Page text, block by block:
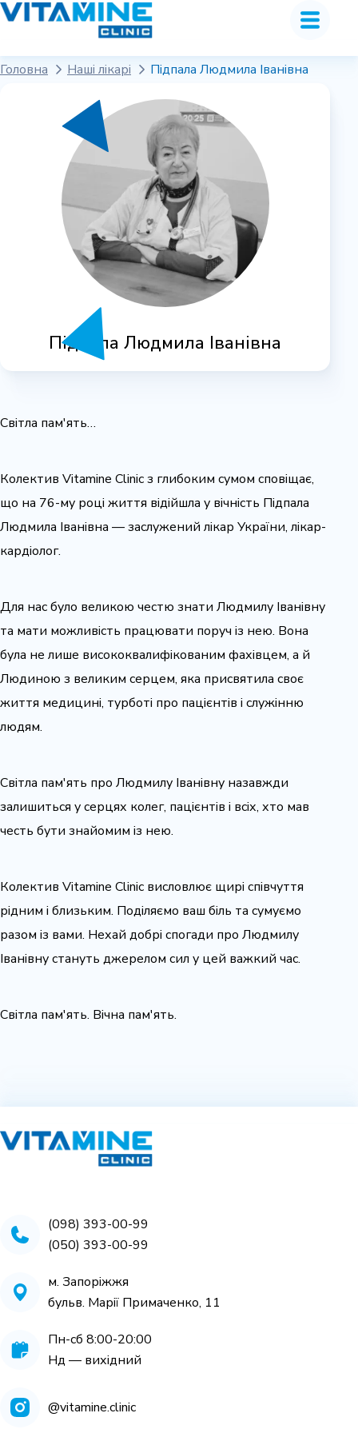
Головна Наші лікарі Підпала Людмила Іванівна
Підпала Людмила Іванівна
Світла пам'ять…
Колектив Vitamine Clinic з глибоким сумом сповіщає,
що на 76-му році життя відійшла у вічність Підпала
Людмила Іванівна — заслужений лікар України, лікар-
кардіолог.
Для нас було великою честю знати Людмилу Іванівну
та мати можливість працювати поруч із нею. Вона
була не лише висококвалифікованим фахівцем, а й
Людиною з великим серцем, яка присвятила своє
життя медицині, турботі про пацієнтів і служінню
людям.
Світла пам'ять про Людмилу Іванівну назавжди
залишиться у серцях колег, пацієнтів і всіх, хто мав
честь бути знайомим із нею.
Колектив Vitamine Clinic висловлює щирі співчуття
рідним і близьким. Поділяємо ваш біль та сумуємо
разом із вами. Нехай добрі спогади про Людмилу
Іванівну стануть джерелом сил у цей важкий час.
Світла пам'ять. Вічна пам'ять.
(098) 393-00-99
(050) 393-00-99
м. Запоріжжя
бульв. Марії Примаченко, 11
Пн-cб 8:00-20:00
Нд — вихідний
@vitamine.clinic